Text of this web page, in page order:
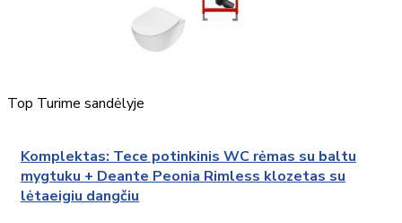
Top Turime sandėlyje
Komplektas: Tece potinkinis WC rėmas su baltu
mygtuku + Deante Peonia Rimless klozetas su
lėtaeigiu dangčiu